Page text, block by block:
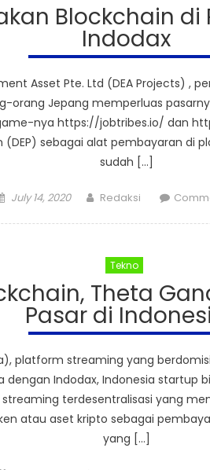
Blockchain
Indodax
Asset Pte. Ltd (DEA Projects) ,
orang Jepang memperluas
nya https://jobtribes.io/ dan
(DEP) sebagai alat pembayaran
sudah […]
Posted
July 14, 2020 Author
Redaksi
Tekno
Theta
Pasar di
platform streaming yang
dengan Indodax, Indonesia startup
terdesentralisasi yang
atau aset kripto sebagai
yang […]